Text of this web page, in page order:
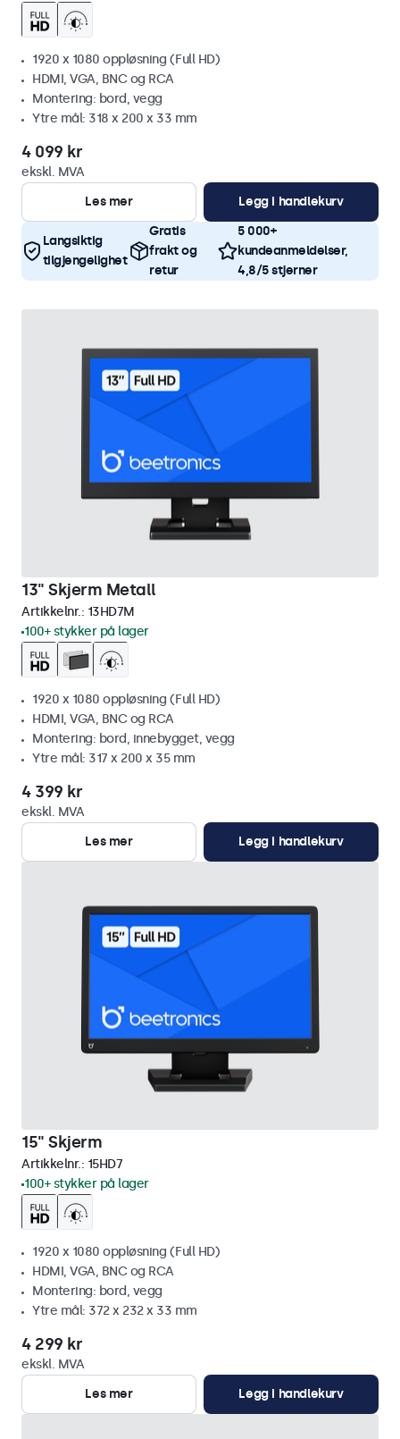
1920 x 1080 oppløsning (Full HD)
HDMI, VGA, BNC og RCA
Montering: bord, vegg
Ytre mål: 318 x 200 x 33 mm
4 099 kr
ekskl. MVA
Les mer
Legg i handlekurv
Langsiktig
tilgjengelighet
Gratis
frakt og
retur
5 000+
kundeanmeldelser,
4,8/5 stjerner
13" Skjerm Metall
Artikkelnr.: 13HD7M
100+ stykker på lager
1920 x 1080 oppløsning (Full HD)
HDMI, VGA, BNC og RCA
Montering: bord, innebygget, vegg
Ytre mål: 317 x 200 x 35 mm
4 399 kr
ekskl. MVA
Les mer
Legg i handlekurv
15" Skjerm
Artikkelnr.: 15HD7
100+ stykker på lager
1920 x 1080 oppløsning (Full HD)
HDMI, VGA, BNC og RCA
Montering: bord, vegg
Ytre mål: 372 x 232 x 33 mm
4 299 kr
ekskl. MVA
Les mer
Legg i handlekurv